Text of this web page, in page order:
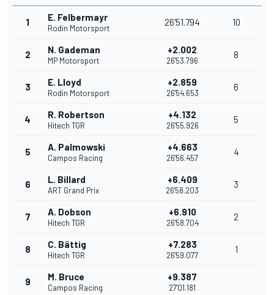
1 E. Felbermayr
Rodin Motorsport
26'51.794 10
2 N. Gademan
MP Motorsport
+2.002
26'53.796
8
3 E. Lloyd
Rodin Motorsport
+2.859
26'54.653
6
4 R. Robertson
Hitech TGR
+4.132
26'55.926
5
5 A. Palmowski
Campos Racing
+4.663
26'56.457
4
6 L. Billard
ART Grand Prix
+6.409
26'58.203
3
7 A. Dobson
Hitech TGR
+6.910
26'58.704
2
8 C. Bättig
Hitech TGR
+7.283
26'59.077
1
9 M. Bruce
Campos Racing
+9.387
27'01.181